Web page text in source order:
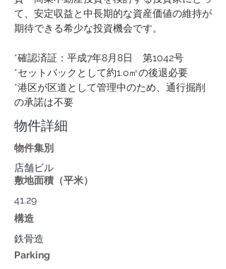
て、安定収益と中長期的な資産価値の維持が
期待できる希少な投資機会です。
*確認済証：平成7年8月8日　第1042号
*セットバックとして約1.o㎡の後退必要
*港区が区道として管理中のため、通行掘削
の承諾は不要
物件詳細
物件集別
店舗ビル
敷地面積（平米）
41.29
構造
鉄骨造
Parking